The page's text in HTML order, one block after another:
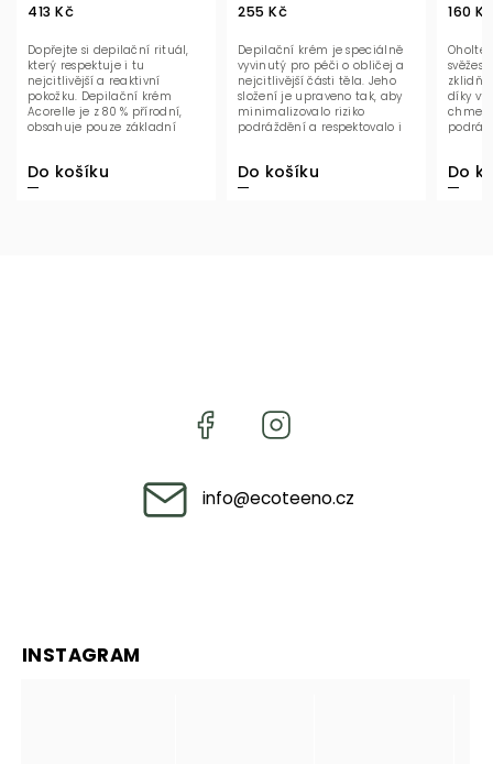
413 Kč
Do košíku
Dopřejte si depilační rituál,
který respektuje i tu
nejcitlivější a reaktivní
pokožku. Depilační krém
Acorelle je z 80 % přírodní,
obsahuje pouze základní
255 Kč
Do košíku
Depilační krém je speciálně
vyvinutý pro péči o obličej a
nejcitlivější části těla. Jeho
složení je upraveno tak, aby
minimalizovalo riziko
podráždění a respektovalo i
160 Kč
Do
Oholte
díky
info@ecoteeno.cz
INSTAGRAM